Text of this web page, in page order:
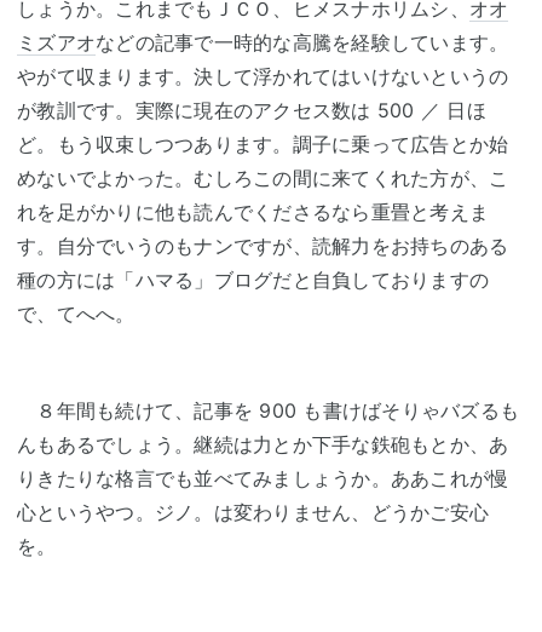
しょうか。これまでもＪＣＯ、ヒメスナホリムシ、 オオ
ミズアオなどの記事で一時的な高騰を経験しています。
やがて収まります。決して浮かれてはいけないというの
が教訓です。実際に現在のアクセス数は 500 ／ 日ほ
ど。もう収束しつつあります。調子に乗って広告とか始
めないでよかった。むしろこの間に来てくれた方が、こ
れを足がかりに他も読んでくださるなら重畳と考えま
す。自分でいうのもナンですが、読解力をお持ちのある
種の方には「ハマる」ブログだと自負しておりますの
で、てへへ。
８年間も続けて、記事を 900 も書けばそりゃバズるも
んもあるでしょう。継続は力とか下手な鉄砲もとか、あ
りきたりな格言でも並べてみましょうか。ああこれが慢
心というやつ。ジノ。は変わりません、どうかご安心
を。